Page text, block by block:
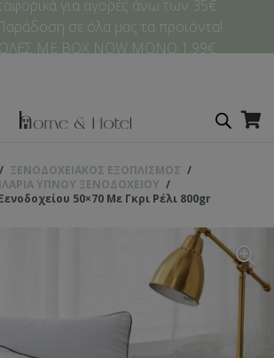
για αγορές άνω των 35€
σε όλα μας τα προϊόντα!
ΜΕ BOX NOW ΜΟΝΟ 1,99€
/ ΞΕΝΟΔΟΧΕΙΑΚΟΣ ΕΞΟΠΛΙΣΜΟΣ /
ΥΠΝΟΥ ΞΕΝΟΔΟΧΕΙΟΥ /
50×70 Με Γκρι Ρέλι 800gr